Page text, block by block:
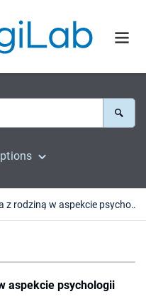
Praca terapeutyczna z rodziną w aspekcie psychologii pozytywnej
aspekcie psychologii